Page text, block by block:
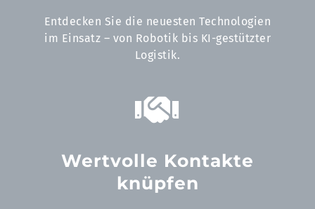
Entdecken Sie die neuesten Technologien
im Einsatz – von Robotik bis KI-gestützter
Logistik.
Wertvolle Kontakte
knüpfen